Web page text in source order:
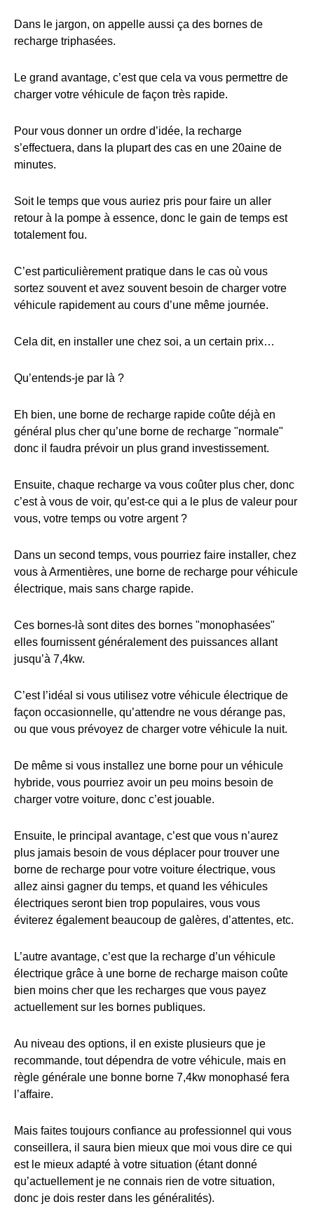
Dans le jargon, on appelle aussi ça des bornes de
recharge triphasées.
Le grand avantage, c’est que cela va vous permettre de
charger votre véhicule de façon très rapide.
Pour vous donner un ordre d’idée, la recharge
s’effectuera, dans la plupart des cas en une 20aine de
minutes.
Soit le temps que vous auriez pris pour faire un aller
retour à la pompe à essence, donc le gain de temps est
totalement fou.
C’est particulièrement pratique dans le cas où vous
sortez souvent et avez souvent besoin de charger votre
véhicule rapidement au cours d’une même journée.
Cela dit, en installer une chez soi, a un certain prix…
Qu’entends-je par là ?
Eh bien, une borne de recharge rapide coûte déjà en
général plus cher qu’une borne de recharge "normale"
donc il faudra prévoir un plus grand investissement.
Ensuite, chaque recharge va vous coûter plus cher, donc
c’est à vous de voir, qu’est-ce qui a le plus de valeur pour
vous, votre temps ou votre argent ?
Dans un second temps, vous pourriez faire installer, chez
vous à Armentières, une borne de recharge pour véhicule
électrique, mais sans charge rapide.
Ces bornes-là sont dites des bornes "monophasées"
elles fournissent généralement des puissances allant
jusqu’à 7,4kw.
C’est l’idéal si vous utilisez votre véhicule électrique de
façon occasionnelle, qu’attendre ne vous dérange pas,
ou que vous prévoyez de charger votre véhicule la nuit.
De même si vous installez une borne pour un véhicule
hybride, vous pourriez avoir un peu moins besoin de
charger votre voiture, donc c’est jouable.
Ensuite, le principal avantage, c’est que vous n’aurez
plus jamais besoin de vous déplacer pour trouver une
borne de recharge pour votre voiture électrique, vous
allez ainsi gagner du temps, et quand les véhicules
électriques seront bien trop populaires, vous vous
éviterez également beaucoup de galères, d’attentes, etc.
L’autre avantage, c’est que la recharge d’un véhicule
électrique grâce à une borne de recharge maison coûte
bien moins cher que les recharges que vous payez
actuellement sur les bornes publiques.
Au niveau des options, il en existe plusieurs que je
recommande, tout dépendra de votre véhicule, mais en
règle générale une bonne borne 7,4kw monophasé fera
l’affaire.
Mais faites toujours confiance au professionnel qui vous
conseillera, il saura bien mieux que moi vous dire ce qui
est le mieux adapté à votre situation (étant donné
qu’actuellement je ne connais rien de votre situation,
donc je dois rester dans les généralités).